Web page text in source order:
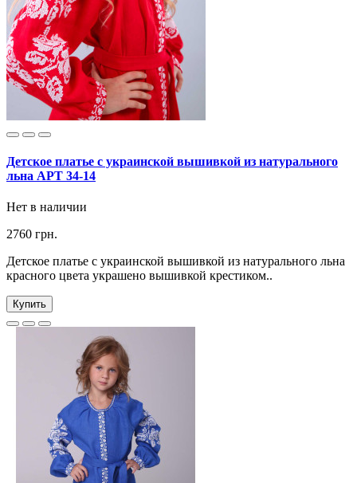
Детское платье с украинской вышивкой из натурального
льна АРТ 34-14
Нет в наличии
2760 грн.
Детское платье с украинской вышивкой из натурального льна
красного цвета украшено вышивкой крестиком..
Купить